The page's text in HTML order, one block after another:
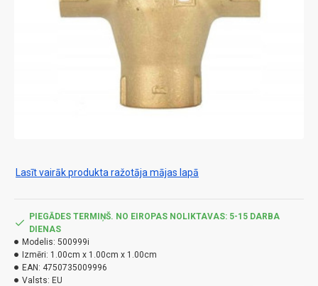
Lasīt vairāk produkta ražotāja mājas lapā
PIEGĀDES TERMIŅŠ. NO EIROPAS NOLIKTAVAS: 5-15 DARBA
DIENAS
Modelis: 500999i
Izmēri: 1.00cm x 1.00cm x 1.00cm
EAN: 4750735009996
Valsts: EU